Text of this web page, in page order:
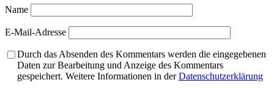
Name
E-Mail-Adresse
Durch das Absenden des Kommentars werden die eingegebenen
Daten zur Bearbeitung und Anzeige des Kommentars
gespeichert. Weitere Informationen in derDatenschutzerklärung